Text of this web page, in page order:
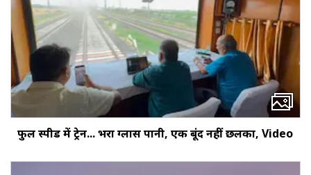
फुल स्पीड में ट्रेन... भरा ग्लास पानी, एक बूंद नहीं छलका, Video